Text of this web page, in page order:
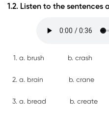
1.2. Listen to the sentences
a. brush b. crash
a. brain b. crane
a. bread b. create